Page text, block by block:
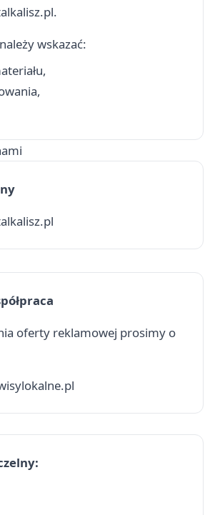
.
wskazać:
oferty reklamowej prosimy o